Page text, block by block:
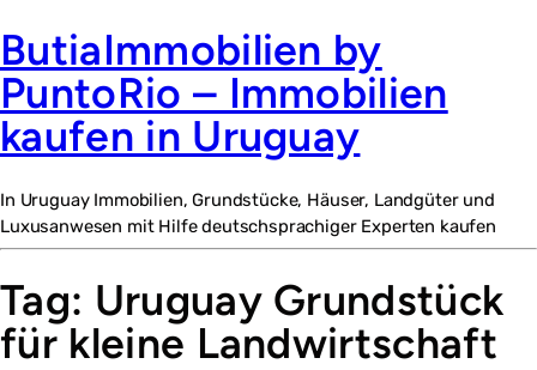
ButiaImmobilien by
PuntoRio – Immobilien
kaufen in Uruguay
In Uruguay Immobilien, Grundstücke, Häuser, Landgüter und
Luxusanwesen mit Hilfe deutschsprachiger Experten kaufen
Tag: Uruguay Grundstück
für kleine Landwirtschaft